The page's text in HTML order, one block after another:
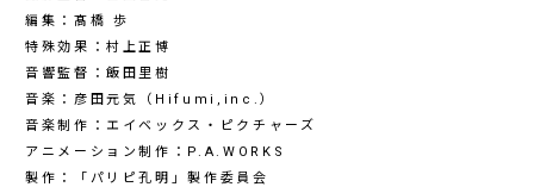
編集：髙橋 歩
特殊効果：村上正博
音響監督：飯田里樹
音楽：彦田元気（Hifumi,inc.）
音楽制作：エイベックス・ピクチャーズ
アニメーション制作：P.A.WORKS
製作：「パリピ孔明」製作委員会